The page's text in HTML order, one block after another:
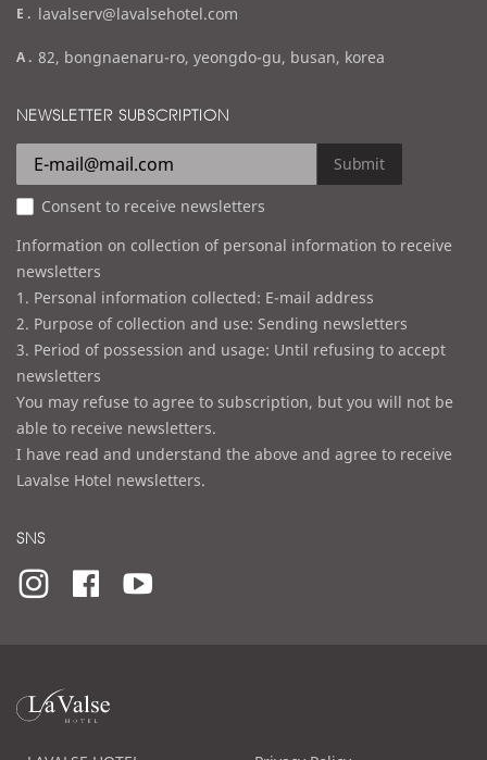
x
e
a
l
lavalserv@lavalsehotel.com
a
d
e
s
s
82, bongnaenaru-ro, yeongdo-gu, busan, korea
NEWSLETTER SUBSCRIPTION
Submit
Consent to receive newsletters
Information on collection of personal information to receive
newsletters
1. Personal information collected: E-mail address
2. Purpose of collection and use: Sending newsletters
3. Period of possession and usage: Until refusing to accept
newsletters
You may refuse to agree to subscription, but you will not be
able to receive newsletters.
I have read and understand the above and agree to receive
Lavalse Hotel newsletters.
SNS
라
발